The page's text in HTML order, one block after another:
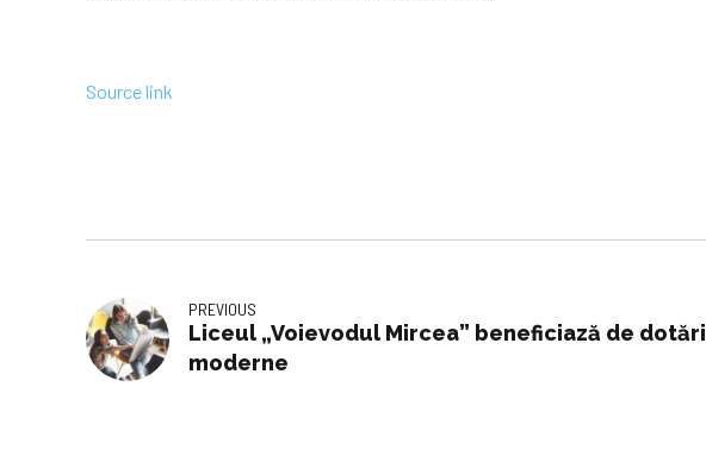
Source link
PREVIOUS
Liceul „Voievodul Mircea” beneficiază de dotări
moderne